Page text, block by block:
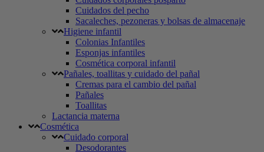
Cuidados del pecho
Sacaleches, pezoneras y bolsas de almacenaje
Higiene infantil
Colonias Infantiles
Esponjas infantiles
Cosmética corporal infantil
Pañales, toallitas y cuidado del pañal
Cremas para el cambio del pañal
Pañales
Toallitas
Lactancia materna
Cosmética
Cuidado corporal
Desodorantes